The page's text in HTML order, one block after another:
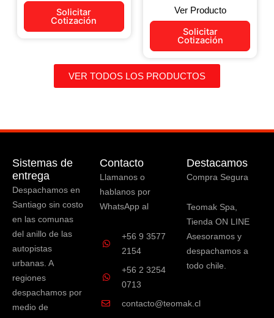
Solicitar
Cotización
Ver Producto
Solicitar
Cotización
VER TODOS LOS PRODUCTOS
Sistemas de
entrega
Despachamos en
Santiago sin costo
en las comunas
del anillo de las
autopistas
urbanas. A
regiones
despachamos por
medio de
Contacto
Llamanos o
hablanos por
WhatsApp al
+56 9 3577
2154
+56 2 3254
0713
contacto@teomak.cl
Destacamos
Compra Segura
Teomak Spa,
Tienda ON LINE
Asesoramos y
despachamos a
todo chile.